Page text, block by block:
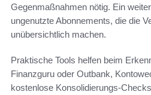
Gegenmaßnahmen nötig. Ein
ungenutzte Abonnements, die die
unübersichtlich machen.
Praktische Tools helfen beim
Finanzguru oder Outbank,
kostenlose Konsolidierungs-